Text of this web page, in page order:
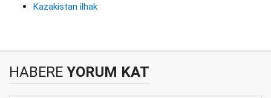
Kazakistan ilhak
HABERE YORUM KAT